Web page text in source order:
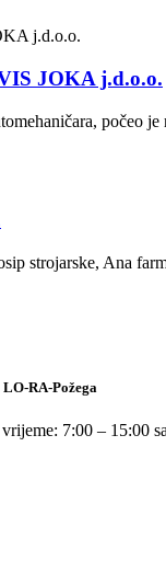
JOKA j.d.o.o.
počeo
strojarske, Ana
RA-Požega
7:00 – 15:00